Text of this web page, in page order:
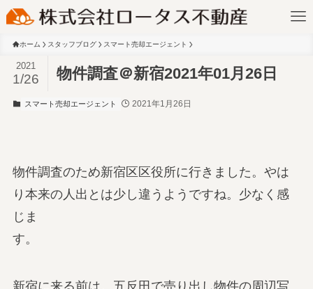
ホーム スタッフブログ スマート売却エージェント
物件調査＠新宿2021年01月26日
2021
1/26
スマート売却エージェント 2021年1月26日
物件調査のため新宿区区役所に行きました。やは
り本来の人出とは少し違うようですね。少なく感
じま
す。
新宿に来る前は、五反田で売り出し物件の周辺写